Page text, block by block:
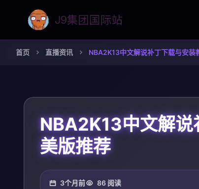
首页 直播资讯 NBA2K13中文解说补丁下载与安装
NBA2K13中文解说
美版推荐
3个月前 86 阅读